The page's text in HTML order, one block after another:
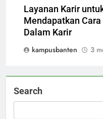
Layanan Karir
Mendapatkan
Dalam Karir
kampusbanten
3
Search